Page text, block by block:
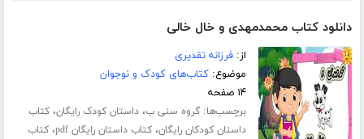
دانلود کتاب محمدمهدی و خال خالی
از:فرزانه تقدیری
موضوع:کتاب‌های کودک و نوجوان
۱۴ صفحه
برچسب‌ها:گروه سنی ب،داستان کودک رایگان،کتاب
داستان کودکان رایگان،کتاب داستان رایگان pdf ،کتاب